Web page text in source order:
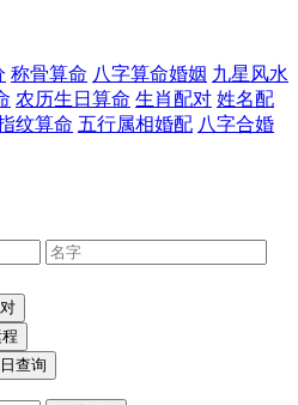
称骨算命 八字算命婚姻 九星风水
农历生日算命 生肖配对 姓名配
纹算命 五行属相婚配 八字合婚